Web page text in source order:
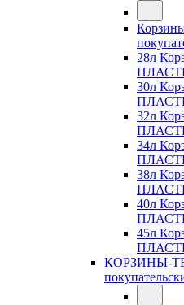
28л
30л
32л
34л
38л
40л
45л
КОРЗИНЫ-